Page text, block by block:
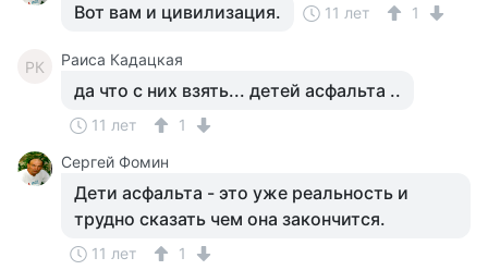
Вот вам и цивилизация. 11 лет 1
РК Раиса Кадацкая
да что с них взять... детей асфальта ..
11 лет
1
Сергей Фомин
Дети асфальта - это уже реальность и
трудно сказать чем она закончится.
11 лет 1